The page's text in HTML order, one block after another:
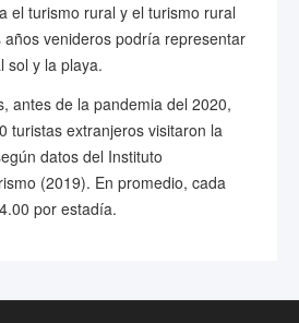
el turismo rural y el turismo rural
venideros podría representar
sol y la playa.
antes de la pandemia del 2020,
turistas extranjeros visitaron la
datos del Instituto
(2019). En promedio, cada
por estadía.